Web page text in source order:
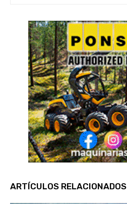
ARTÍCULOS RELACIONADOS